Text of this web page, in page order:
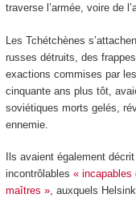
traverse l’armée, voire de
Les Tchétchènes
russes détruits, des
exactions commises par
cinquante ans plus tôt,
soviétiques morts gelés,
ennemie.
Ils avaient également
incontrôlables « incapables
maîtres », auxquels